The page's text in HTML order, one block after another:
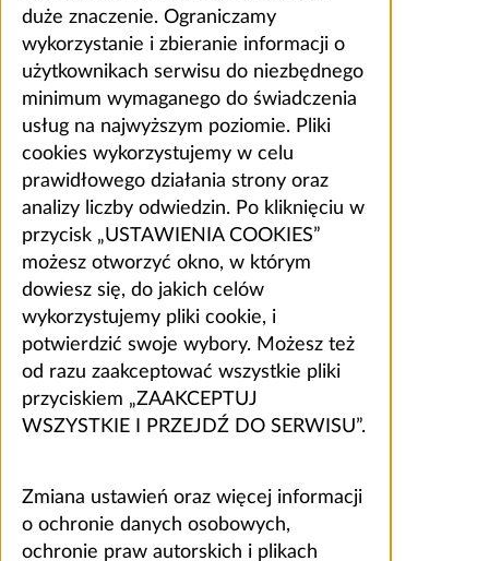
duże znaczenie. Ograniczamy
wykorzystanie i zbieranie informacji o
użytkownikach serwisu do niezbędnego
minimum wymaganego do świadczenia
usług na najwyższym poziomie. Pliki
cookies wykorzystujemy w celu
prawidłowego działania strony oraz
analizy liczby odwiedzin. Po kliknięciu w
przycisk „USTAWIENIA COOKIES”
możesz otworzyć okno, w którym
dowiesz się, do jakich celów
wykorzystujemy pliki cookie, i
potwierdzić swoje wybory. Możesz też
od razu zaakceptować wszystkie pliki
przyciskiem „ZAAKCEPTUJ
WSZYSTKIE I PRZEJDŹ DO SERWISU”.
Zmiana ustawień oraz więcej informacji
o ochronie danych osobowych,
ochronie praw autorskich i plikach